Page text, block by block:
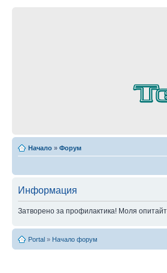
Начало » Форум
Информация
Затворено за профилактика! Моля
Portal » Начало форум